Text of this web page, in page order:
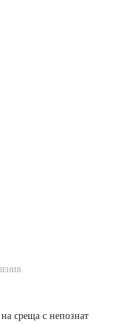
среща с непознат